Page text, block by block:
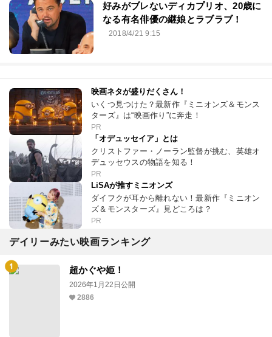
好みがブレないディカプリオ、20歳に
なる有名俳優の継娘とラブラブ！
2018/4/21 9:15
映画ネタが盛りだくさん！
いくつ見つけた？最新作『ミニオンズ＆モンス
ターズ』は“映画作り”に奔走！
PR
「オデュッセイア」とは
クリストファー・ノーラン監督が挑む、英雄オ
デュッセウスの物語を知る！
PR
LiSAが推すミニオンズ
ダイフクが耳から離れない！最新作『ミニオン
ズ＆モンスターズ』見どころは？
PR
デイリーみたい映画ランキング
超かぐや姫！
2026年1月22日公開
2886